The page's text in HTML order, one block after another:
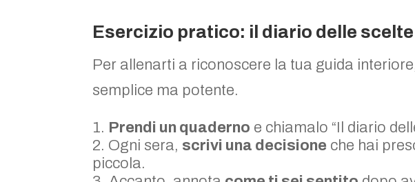
Esercizio pratico: il diario delle scelte
Per allenarti a riconoscere la tua guida
semplice ma potente.
Prendi un quaderno e chiamalo “Il diario
Ogni sera, scrivi una decisione che hai
piccola.